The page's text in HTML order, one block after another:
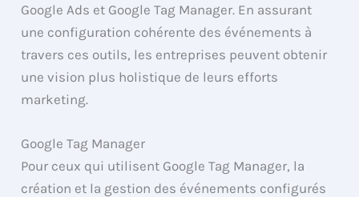
Google Ads et Google Tag Manager. En assurant
une configuration cohérente des événements à
travers ces outils, les entreprises peuvent obtenir
une vision plus holistique de leurs efforts
marketing.
Google Tag Manager
Pour ceux qui utilisent Google Tag Manager, la
création et la gestion des événements configurés